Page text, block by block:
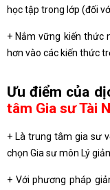
học tập trong lớp (đối
+ Nắm vững kiến thức
hơn vào các kiến thức
Ưu điểm của
tâm Gia sư Tài
+ Là trung tâm gia sư
chọn Gia sư môn Lý
+ Với phương pháp